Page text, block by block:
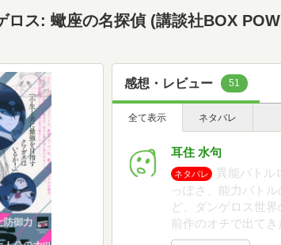
ロス: 蠍座の名探偵 (講談社BOX
感想・レビュー 51
全て表示 ネタバレ
耳住 水句
ネタバレ
異能バトル
っぽさ、能力バト
ど、ダンゲロス世
前作のオチで出て